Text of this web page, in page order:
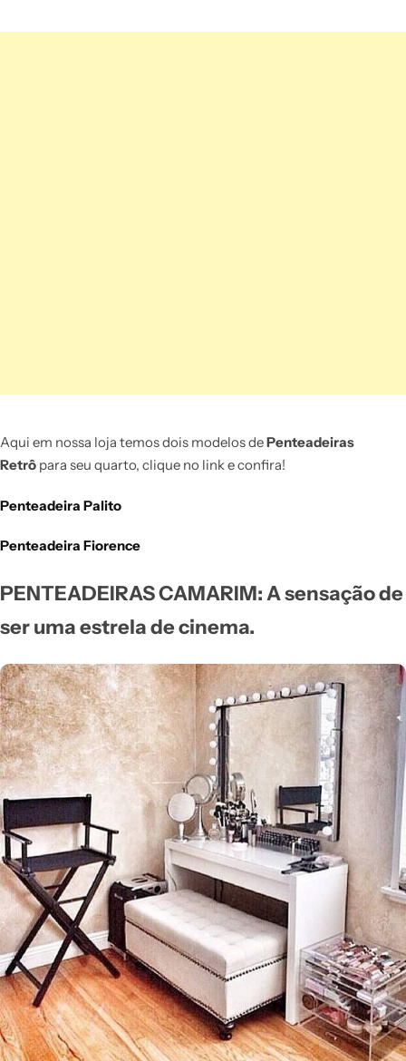
Aqui em nossa loja temos dois modelos dePenteadeiras
Retrô para seu quarto, clique no link e confira!
Penteadeira Palito
Penteadeira Fiorence
PENTEADEIRAS CAMARIM: A sensação de
ser uma estrela de cinema.